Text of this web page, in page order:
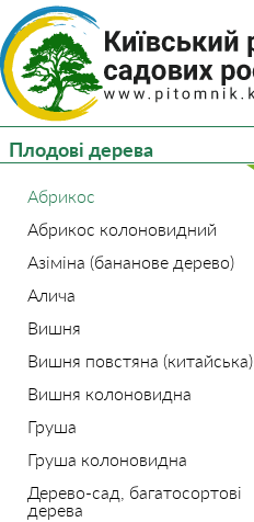
Плодові дерева
Абрикос
Абрикос колоновидний
Азіміна (бананове дерево)
Алича
Вишня
Вишня повстяна (китайська)
Вишня колоновидна
Груша
Груша колоновидна
Дерево-сад, багатосортові
дерева